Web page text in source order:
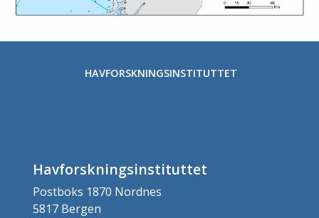
HAVFORSKNINGSINSTITUTTET
Havforskningsinstituttet
Postboks 1870 Nordnes
5817 Bergen